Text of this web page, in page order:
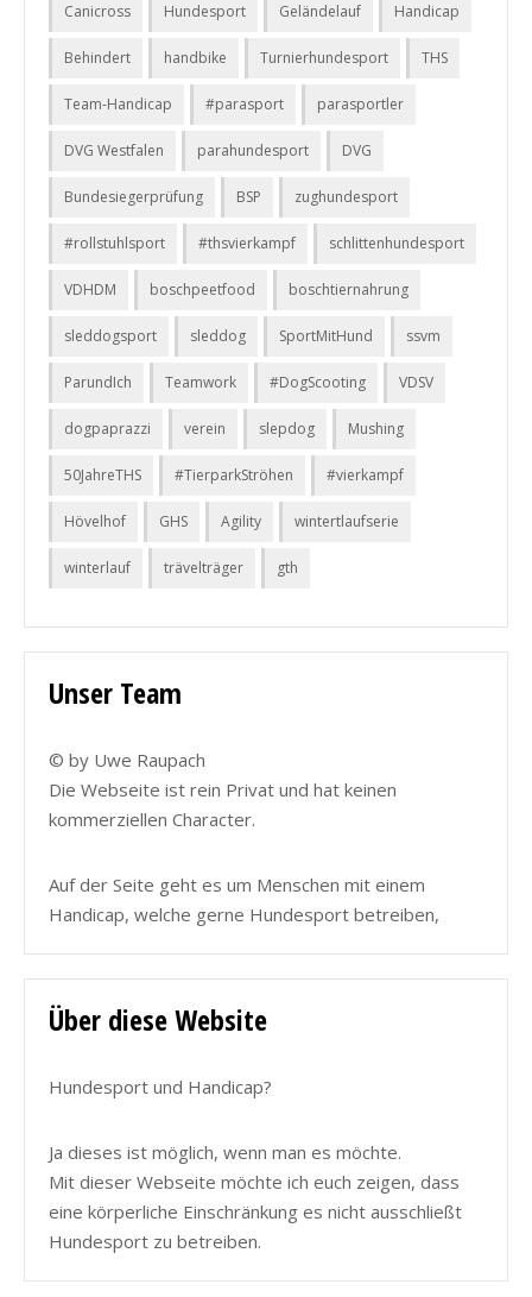
Canicross Hundesport Geländelauf Handicap
Behindert handbike Turnierhundesport THS
Team-Handicap #parasport parasportler
DVG Westfalen parahundesport DVG
Bundesiegerprüfung BSP zughundesport
#rollstuhlsport #thsvierkampf schlittenhundesport
VDHDM boschpeetfood boschtiernahrung
sleddogsport sleddog SportMitHund ssvm
ParundIch Teamwork #DogScooting VDSV
dogpaprazzi verein slepdog Mushing
50JahreTHS #TierparkStröhen #vierkampf
Hövelhof GHS Agility wintertlaufserie
winterlauf trävelträger gth
Unser Team
© by Uwe Raupach
Die Webseite ist rein Privat und hat keinen
kommerziellen Character.
Auf der Seite geht es um Menschen mit einem
Handicap, welche gerne Hundesport betreiben,
Über diese Website
Hundesport und Handicap?
Ja dieses ist möglich, wenn man es möchte.
Mit dieser Webseite möchte ich euch zeigen, dass
eine körperliche Einschränkung es nicht ausschließt
Hundesport zu betreiben.